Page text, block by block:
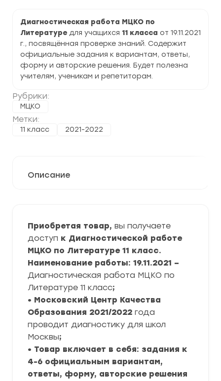
Диагностическая работа МЦКО по
Литературе для учащихся 11 класса от 19.11.2021
г., посвящённая проверке знаний. Содержит
официальные задания к вариантам, ответы,
форму и авторские решения. Будет полезна
учителям, ученикам и репетиторам.
Рубрики:
МЦКО
Метки:
11 класс 2021-2022
задания
и
ответы
Описание
Приобретая товар, вы получаете
доступ к Диагностической работе
МЦКО по Литературе 11 класс.
Наименование работы: 19.11.2021 –
Диагностическая работа МЦКО по
Литературе 11 класс;
• Московский Центр Качества
Образования 2021/2022 года
проводит диагностику для школ
Москвы;
• Товар включает в себя: задания к
4-6 официальным вариантам,
ответы, форму, авторские решения